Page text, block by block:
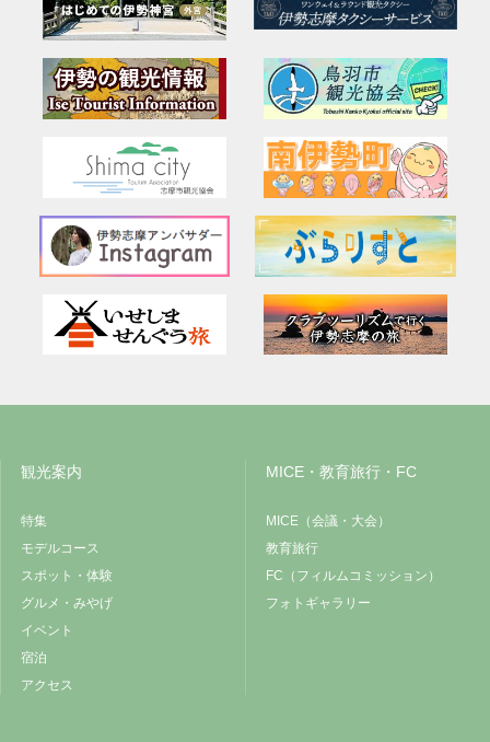
観光案内
特集
モデルコース
スポット・体験
グルメ・みやげ
イベント
宿泊
アクセス
MICE・教育旅行・FC
MICE（会議・大会）
教育旅行
FC（フィルムコミッション）
フォトギャラリー